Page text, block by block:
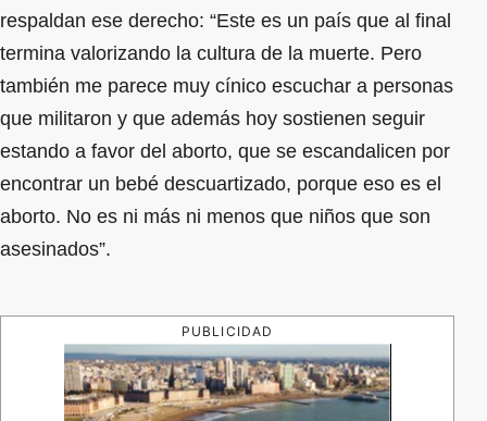
respaldan ese derecho: “Este es un país que al final
termina valorizando la cultura de la muerte. Pero
también me parece muy cínico escuchar a personas
que militaron y que además hoy sostienen seguir
estando a favor del aborto, que se escandalicen por
encontrar un bebé descuartizado, porque eso es el
aborto. No es ni más ni menos que niños que son
asesinados”.
PUBLICIDAD